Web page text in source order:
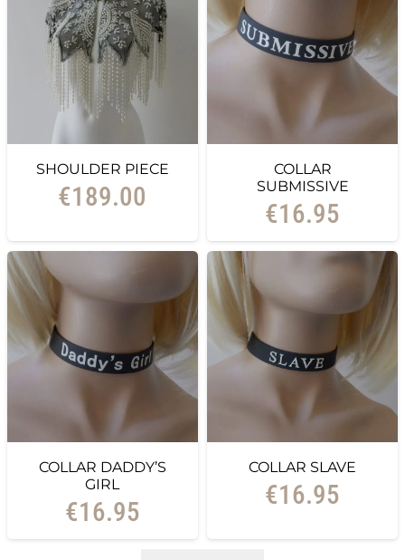
SHOULDER PIECE
€189.00
COLLAR
SUBMISSIVE
€16.95
COLLAR DADDY’S
GIRL
€16.95
COLLAR SLAVE
€16.95